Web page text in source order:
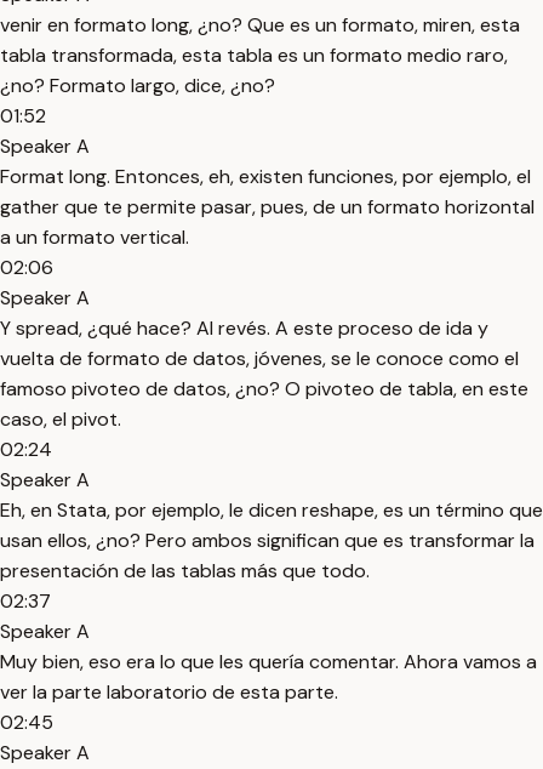
venir en formato long, ¿no? Que es un formato, miren, esta
tabla transformada, esta tabla es un formato medio raro,
¿no? Formato largo, dice, ¿no?
01:52
Speaker A
Format long. Entonces, eh, existen funciones, por ejemplo, el
gather que te permite pasar, pues, de un formato horizontal
a un formato vertical.
02:06
Speaker A
Y spread, ¿qué hace? Al revés. A este proceso de ida y
vuelta de formato de datos, jóvenes, se le conoce como el
famoso pivoteo de datos, ¿no? O pivoteo de tabla, en este
caso, el pivot.
02:24
Speaker A
Eh, en Stata, por ejemplo, le dicen reshape, es un término que
usan ellos, ¿no? Pero ambos significan que es transformar la
presentación de las tablas más que todo.
02:37
Speaker A
Muy bien, eso era lo que les quería comentar. Ahora vamos a
ver la parte laboratorio de esta parte.
02:45
Speaker A